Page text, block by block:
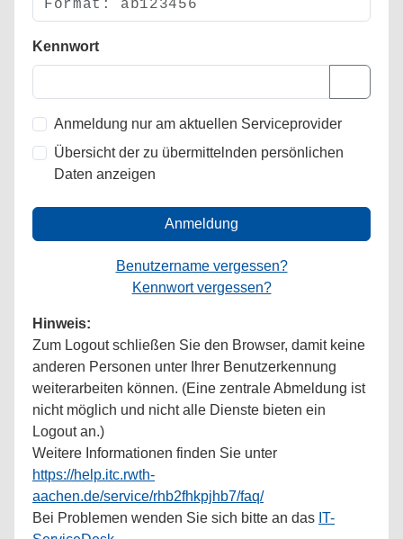
Kennwort
Anmeldung nur am aktuellen Serviceprovider
Übersicht der zu übermittelnden persönlichen
Daten anzeigen
Anmeldung
Benutzername vergessen?
Kennwort vergessen?
Hinweis:
Zum Logout schließen Sie den Browser, damit keine
anderen Personen unter Ihrer Benutzerkennung
weiterarbeiten können. (Eine zentrale Abmeldung ist
nicht möglich und nicht alle Dienste bieten ein
Logout an.)
Weitere Informationen finden Sie unter
https://help.itc.rwth-
aachen.de/service/rhb2fhkpjhb7/faq/
Bei Problemen wenden Sie sich bitte an das IT-